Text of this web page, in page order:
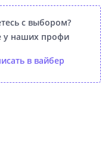
с выбором?
у наших профи
в вайбер